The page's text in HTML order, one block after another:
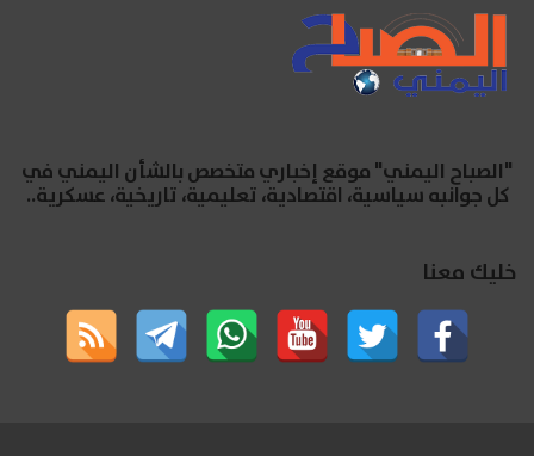
"الصباح اليمني" موقع إخباري متخصص بالشأن اليمني في
كل جوانبه سياسية، اقتصادية، تعليمية، تاريخية، عسكرية..
خليك معنا